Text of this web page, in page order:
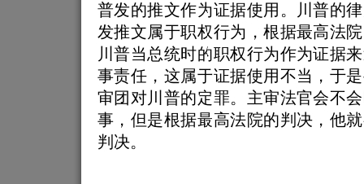
普发的推文作为证据使用。川普的
发推文属于职权行为，根据最高法
川普当总统时的职权行为作为证据
事责任，这属于证据使用不当，于
审团对川普的定罪。主审法官会不
事，但是根据最高法院的判决，他
判决。